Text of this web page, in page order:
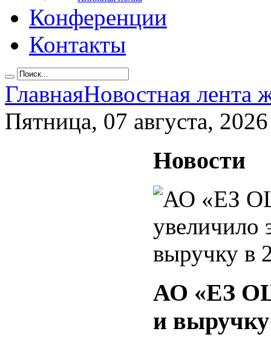
Конференции
Контакты
ГлавнаяНовостная лента
Пятница, 07 августа, 2026
Новости
АО «ЕЗ
и выручку